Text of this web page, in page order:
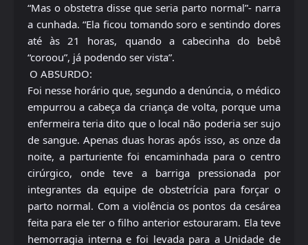
“Mas o obstetra disse que seria parto normal”- narra
a cunhada. “Ela ficou tomando soro e sentindo dores
até às 21 horas, quando a cabecinha do bebê
“coroou”, já podendo ser vista”.
O ABSURDO:
Foi nesse horário que, segundo a denúncia, o médico
empurrou a cabeça da criança de volta, porque uma
enfermeira teria dito que o local não poderia ser sujo
de sangue. Apenas duas horas após isso, as onze da
noite, a parturiente foi encaminhada para o centro
cirúrgico, onde teve a barriga pressionada por
integrantes da equipe de obstetrícia para forçar o
parto normal. Com a violência os pontos da cesárea
feita para ele ter o filho anterior estouraram. Ela teve
hemorragia interna e foi levada para a Unidade de